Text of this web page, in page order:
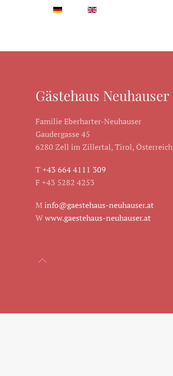
Gästehaus Neuhauser
Familie Eberharter-Neuhauser
Gaudergasse 45
6280 Zell im Zillertal, Tirol, Österreich
T+43 664 4111 309
F +43 5282 4253
Minfo@gaestehaus-neuhauser.at
Wwww.gaestehaus-neuhauser.at